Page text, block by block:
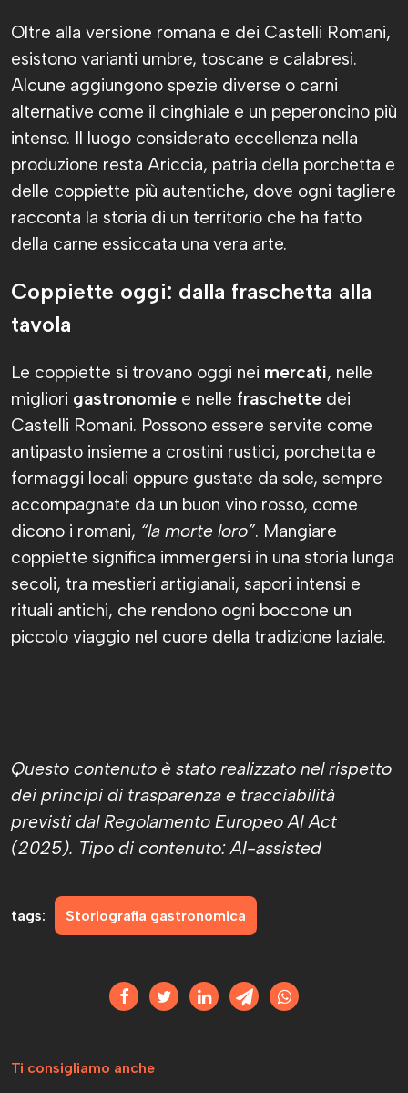
Oltre alla versione romana e dei Castelli Romani,
esistono varianti umbre, toscane e calabresi.
Alcune aggiungono spezie diverse o carni
alternative come il cinghiale e un peperoncino più
intenso. Il luogo considerato eccellenza nella
produzione resta Ariccia, patria della porchetta e
delle coppiette più autentiche, dove ogni tagliere
racconta la storia di un territorio che ha fatto
della carne essiccata una vera arte.
Coppiette oggi: dalla fraschetta alla
tavola
Le coppiette si trovano oggi nei mercati, nelle
migliori gastronomie e nelle fraschette dei
Castelli Romani. Possono essere servite come
antipasto insieme a crostini rustici, porchetta e
formaggi locali oppure gustate da sole, sempre
accompagnate da un buon vino rosso, come
dicono i romani, “la morte loro”. Mangiare
coppiette significa immergersi in una storia lunga
secoli, tra mestieri artigianali, sapori intensi e
rituali antichi, che rendono ogni boccone un
piccolo viaggio nel cuore della tradizione laziale.
Questo contenuto è stato realizzato nel rispetto
dei principi di trasparenza e tracciabilità
previsti dal Regolamento Europeo AI Act
(2025). Tipo di contenuto: AI-assisted
tags: Storiografia gastronomica
Ti consigliamo anche